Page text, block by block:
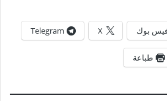
بوك X
Telegram
طباعة